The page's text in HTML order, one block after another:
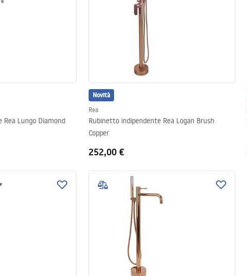
Lungo Diamond
Novità
Rea
Rubinetto indipendente Rea Logan Brush
Copper
252,00 €